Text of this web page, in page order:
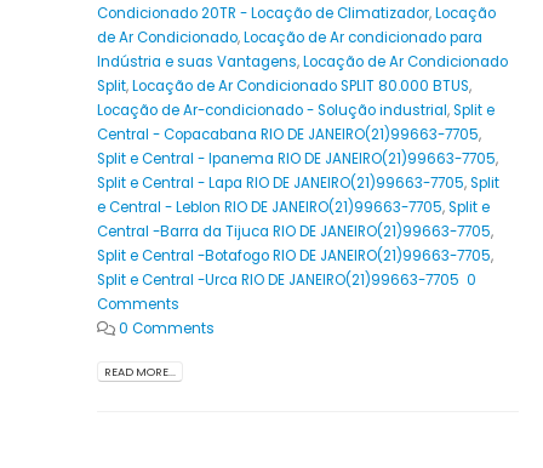
Condicionado 20TR - Locação de Climatizador,Locação
de Ar Condicionado,Locação de Ar condicionado para
Indústria e suas Vantagens,Locação de Ar Condicionado
Split,Locação de Ar Condicionado SPLIT 80.000 BTUS,
Locação de Ar-condicionado - Solução industrial,Split e
Central - Copacabana RIO DE JANEIRO(21)99663-7705,
Split e Central - Ipanema RIO DE JANEIRO(21)99663-7705,
Split e Central - Lapa RIO DE JANEIRO(21)99663-7705,Split
e Central - Leblon RIO DE JANEIRO(21)99663-7705,Split e
Central -Barra da Tijuca RIO DE JANEIRO(21)99663-7705,
Split e Central -Botafogo RIO DE JANEIRO(21)99663-7705,
Split e Central -Urca RIO DE JANEIRO(21)99663-7705 0
Comments
0 Comments
READ MORE...